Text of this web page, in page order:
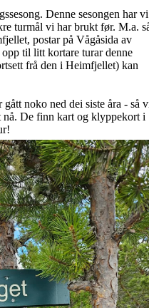
Denne sesongen har vi
turmål vi har brukt før. M.a.
postar på Vågåsida av
til litt kortare turar denne
frå den i Heimfjellet) kan
noko ned dei siste åra - så
nå. De finn kart og klyppekort i